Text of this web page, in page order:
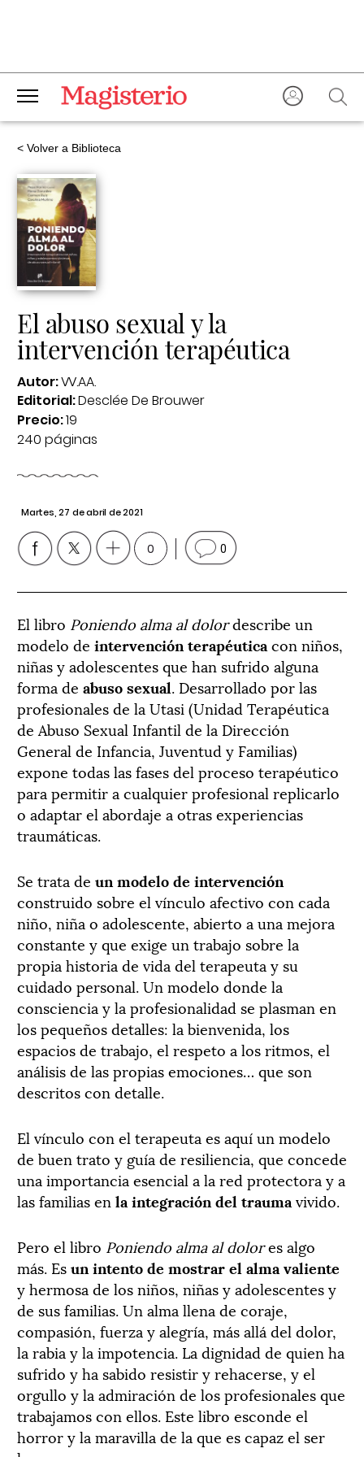
< Volver a Biblioteca
El abuso sexual y la
intervención terapéutica
Autor:VV.AA.
Editorial:Desclée De Brouwer
Precio:19
240 páginas
Martes, 27 de abril de 2021
0 0
El libro Poniendo alma al dolordescribe un
modelo de intervención terapéutica con niños,
niñas y adolescentes que han sufrido alguna
forma de abuso sexual. Desarrollado por las
profesionales de la Utasi (Unidad Terapéutica
de Abuso Sexual Infantil de la Dirección
General de Infancia, Juventud y Familias)
expone todas las fases del proceso terapéutico
para permitir a cualquier profesional replicarlo
o adaptar el abordaje a otras experiencias
traumáticas.
Se trata de un modelo de intervención
construido sobre el vínculo afectivo con cada
niño, niña o adolescente, abierto a una mejora
constante y que exige un trabajo sobre la
propia historia de vida del terapeuta y su
cuidado personal. Un modelo donde la
consciencia y la profesionalidad se plasman en
los pequeños detalles: la bienvenida, los
espacios de trabajo, el respeto a los ritmos, el
análisis de las propias emociones… que son
descritos con detalle.
El vínculo con el terapeuta es aquí un modelo
de buen trato y guía de resiliencia, que concede
una importancia esencial a la red protectora y a
las familias en la integración del trauma vivido.
Pero el libro Poniendo alma al dolores algo
más. Esun intento de mostrar el alma valiente
y hermosa de los niños, niñas y adolescentes y
de sus familias. Un alma llena de coraje,
compasión, fuerza y alegría, más allá del dolor,
la rabia y la impotencia. La dignidad de quien ha
sufrido y ha sabido resistir y rehacerse, y el
orgullo y la admiración de los profesionales que
trabajamos con ellos. Este libro esconde el
horror y la maravilla de la que es capaz el ser